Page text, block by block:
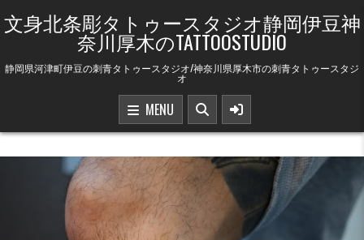
文身北条彫タトゥースタジオ静岡伊豆神
奈川厚木のTATTOOSTUDIO
静岡県河津町伊豆の刺青タトゥースタジオ/神奈川県厚木市の刺青タトゥースタジ
オ
MENU